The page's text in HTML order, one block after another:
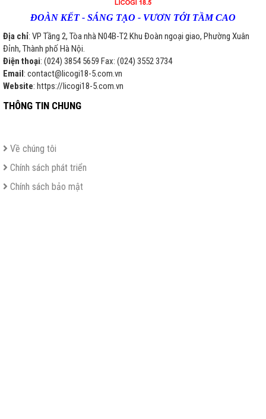
ĐOÀN KẾT - SÁNG TẠO - VƯƠN TỚI TẦM CAO
Địa chỉ: VP Tầng 2, Tòa nhà N04B-T2 Khu Đoàn ngoại giao, Phường Xuân
Đỉnh, Thành phố Hà Nội.
Điện thoại: (024) 3854 5659 Fax: (024) 3552 3734
Email: contact@licogi18-5.com.vn
Website: https://licogi18-5.com.vn
THÔNG TIN CHUNG
Về chúng tôi
Chính sách phát triển
Chính sách bảo mật